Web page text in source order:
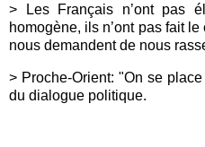
> Les Français n’ont pas
homogène, ils n’ont pas fait
nous demandent de nous
> Proche-Orient: "On se
du dialogue politique.